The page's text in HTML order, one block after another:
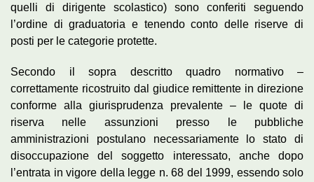
quelli di dirigente scolastico) sono conferiti seguendo
l’ordine di graduatoria e tenendo conto delle riserve di
posti per le categorie protette.
Secondo il sopra descritto quadro normativo –
correttamente ricostruito dal giudice remittente in direzione
conforme alla giurisprudenza prevalente – le quote di
riserva nelle assunzioni presso le pubbliche
amministrazioni postulano necessariamente lo stato di
disoccupazione del soggetto interessato, anche dopo
l’entrata in vigore della legge n. 68 del 1999, essendo solo